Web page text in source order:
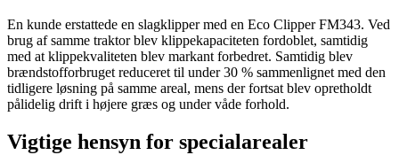
En kunde erstattede en slagklipper med en Eco Clipper FM343. Ved
brug af samme traktor blev klippekapaciteten fordoblet, samtidig
med at klippekvaliteten blev markant forbedret. Samtidig blev
brændstofforbruget reduceret til under 30 % sammenlignet med den
tidligere løsning på samme areal, mens der fortsat blev opretholdt
pålidelig drift i højere græs og under våde forhold.
Vigtige hensyn for specialarealer